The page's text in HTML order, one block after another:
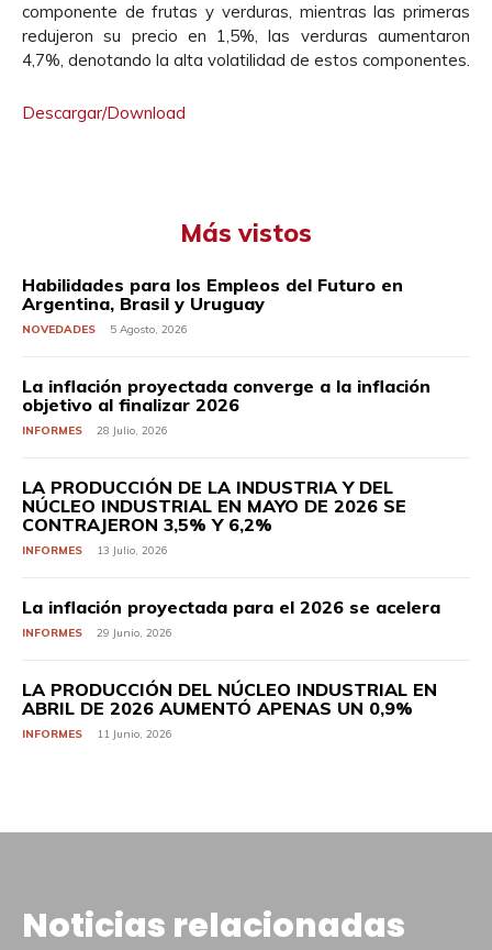
componente de frutas y verduras, mientras las primeras
redujeron su precio en 1,5%, las verduras aumentaron
4,7%, denotando la alta volatilidad de estos componentes.
Descargar/Download
Más vistos
Habilidades para los Empleos del Futuro en
Argentina, Brasil y Uruguay
NOVEDADES 5 Agosto, 2026
La inflación proyectada converge a la inflación
objetivo al finalizar 2026
INFORMES 28 Julio, 2026
LA PRODUCCIÓN DE LA INDUSTRIA Y DEL
NÚCLEO INDUSTRIAL EN MAYO DE 2026 SE
CONTRAJERON 3,5% Y 6,2%
INFORMES 13 Julio, 2026
La inflación proyectada para el 2026 se acelera
INFORMES 29 Junio, 2026
LA PRODUCCIÓN DEL NÚCLEO INDUSTRIAL EN
ABRIL DE 2026 AUMENTÓ APENAS UN 0,9%
INFORMES 11 Junio, 2026
Noticias relacionadas